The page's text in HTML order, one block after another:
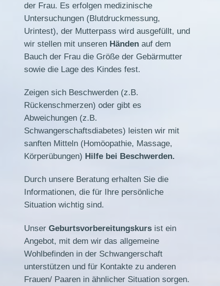
der Frau. Es erfolgen medizinische
Untersuchungen (Blutdruckmessung,
Urintest), der Mutterpass wird ausgefüllt, und
wir stellen mit unseren Händenauf dem
Bauch der Frau die Größe der Gebärmutter
sowie die Lage des Kindes fest.
Zeigen sich Beschwerden (z.B.
Rückenschmerzen) oder gibt es
Abweichungen (z.B.
Schwangerschaftsdiabetes) leisten wir mit
sanften Mitteln (Homöopathie, Massage,
Körperübungen) Hilfe bei Beschwerden.
Durch unsere Beratung erhalten Sie die
Informationen, die für Ihre persönliche
Situation wichtig sind.
Unser Geburtsvorbereitungskursist ein
Angebot, mit dem wir das allgemeine
Wohlbefinden in der Schwangerschaft
unterstützen und für Kontakte zu anderen
Frauen/ Paaren in ähnlicher Situation sorgen.